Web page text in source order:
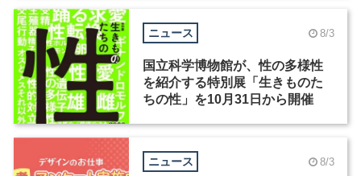
ニュース 8/3
国立科学博物館が、性の多様性
を紹介する特別展「生きものた
ちの性」を10月31日から開催
ニュース 8/3